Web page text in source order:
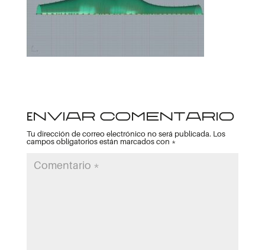
Enviar comentario
Tu dirección de correo electrónico no será publicada. Los
campos obligatorios están marcados con *